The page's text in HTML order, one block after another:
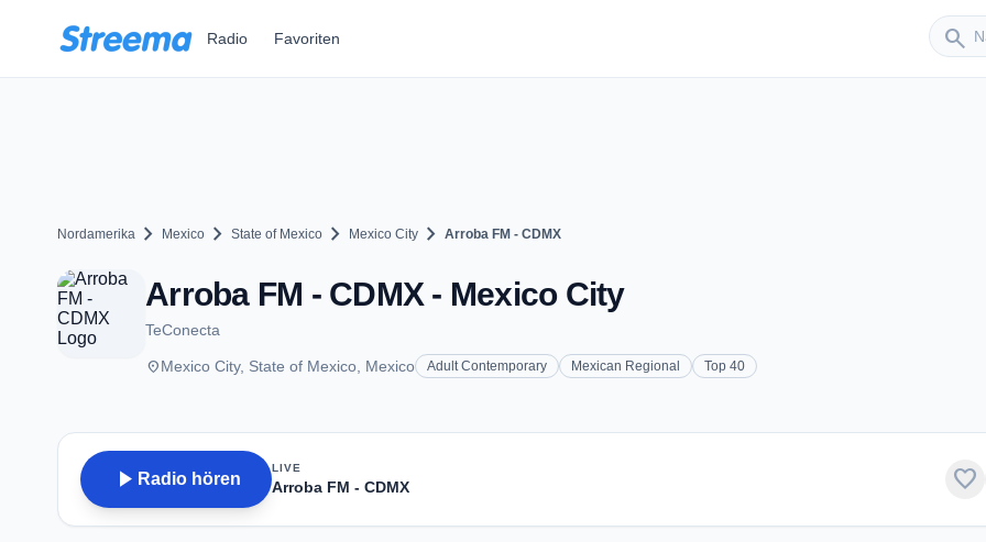
Radio Favoriten search
Nordamerika chevron_right Mexico chevron_right State of Mexico chevron_right Mexico City chevron_right Arroba FM - CDMX
Arroba FM - CDMX - Mexico City
TeConecta
placeMexico City, State of Mexico, Mexico Adult Contemporary Mexican Regional Top 40
play_arrow Radio hören
LIVE
Arroba FM - CDMX favorite